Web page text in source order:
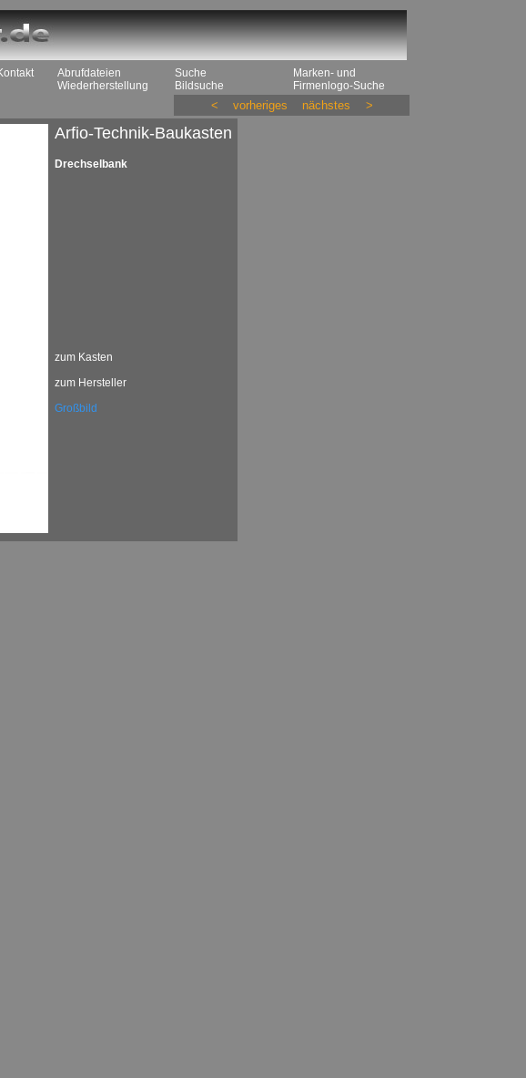
Abrufdateien
Wiederherstellung
Suche
Bildsuche
Marken- und
Firmenlogo-Suche
< vorheriges nächstes >
Arfio-Technik-Baukasten
Drechselbank
zum Kasten
zum Hersteller
Großbild